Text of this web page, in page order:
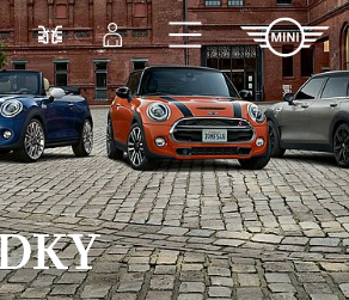
PorovnaťPrihlásenie